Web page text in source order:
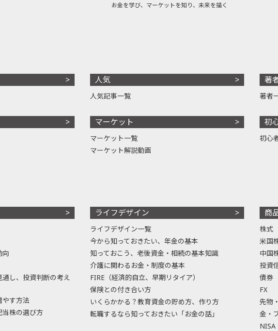
お金を学び、マーケットを知り、未来を描く
人気
人気記事一覧
マーケット
マーケット一覧
マーケット解説動画
著
著者
初
初心
向
通し、投資判断の考え
やす方法
当株の選び方
ライフデザイン
ライフデザイン一覧
今から知っておきたい、年金の基本
知っておこう、老後資金・相続の基本知識
介護に関わるお金・制度の基本
FIRE（経済的自立、早期リタイア）
保険との付き合い方
いくらかかる？教育資金の貯め方、作り方
転職するなら知っておきたい「お金の話」
商
株式
米国
中国
投資
債券
FX
先物
金・
NISA